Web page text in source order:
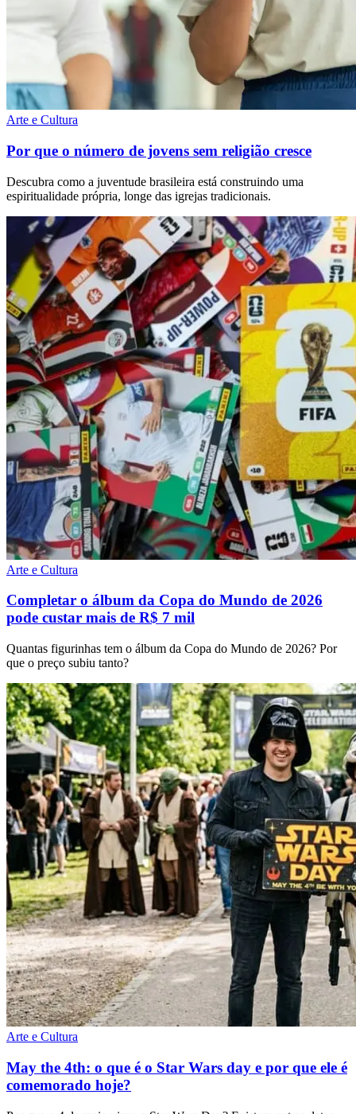
Arte e Cultura
Por que o número de jovens sem religião cresce
Descubra como a juventude brasileira está construindo uma
espiritualidade própria, longe das igrejas tradicionais.
Arte e Cultura
Completar o álbum da Copa do Mundo de 2026
pode custar mais de R$ 7 mil
Quantas figurinhas tem o álbum da Copa do Mundo de 2026? Por
que o preço subiu tanto?
Arte e Cultura
May the 4th: o que é o Star Wars day e por que ele é
comemorado hoje?